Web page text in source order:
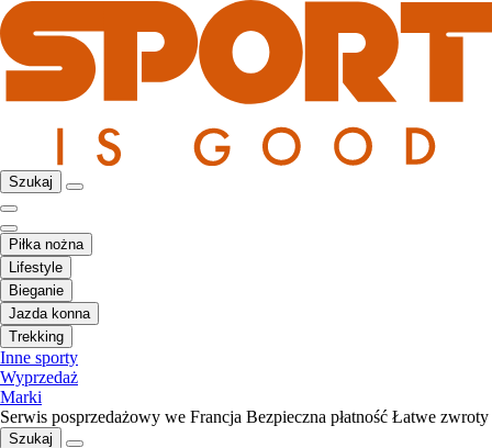
Szukaj
Piłka nożna
Lifestyle
Bieganie
Jazda konna
Trekking
Inne sporty
Wyprzedaż
Marki
Serwis posprzedażowy we Francja Bezpieczna płatność Łatwe zwroty
Szukaj